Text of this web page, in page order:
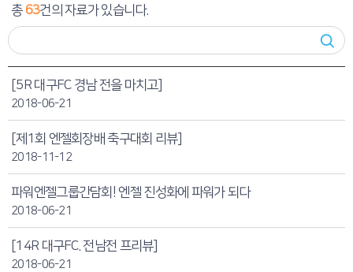
총63건의 자료가 있습니다.
[5R 대구FC 경남 전을 마치고]
2018-06-21
[제1회 엔젤회장배 축구대회 리뷰]
2018-11-12
파워엔젤그룹간담회! 엔젤 진성화에 파워가 되다
2018-06-21
[14R 대구FC. 전남전 프리뷰]
2018-06-21